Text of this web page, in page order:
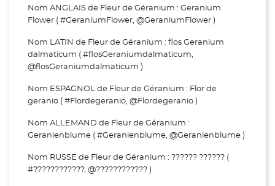
Nom ANGLAIS de Fleur de Géranium : Geranium
Flower ( #GeraniumFlower, @GeraniumFlower )
Nom LATIN de Fleur de Géranium : flos Geranium
dalmaticum ( #flosGeraniumdalmaticum,
@flosGeraniumdalmaticum )
Nom ESPAGNOL de Fleur de Géranium : Flor de
geranio ( #Flordegeranio, @Flordegeranio )
Nom ALLEMAND de Fleur de Géranium :
Geranienblume ( #Geranienblume, @Geranienblume )
Nom RUSSE de Fleur de Géranium : ?????? ?????? (
#????????????, @???????????? )